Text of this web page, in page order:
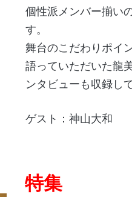
個性派メンバー揃い
す。
舞台のこだわりポイ
語っていただいた龍
ンタビューも収録し
ゲスト：神山大和
特集